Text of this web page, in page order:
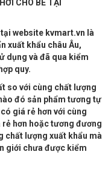
CHO BÉ TẠI
website kvmart.vn là
xuất khẩu châu Âu,
dụng và đã qua kiểm
quy.
so với cùng chất lượng
đó sản phẩm tương tự
giá rẻ hơn với cùng
rẻ hơn hoặc tương đương
chất lượng xuất khẩu mà
giới chưa được kiểm